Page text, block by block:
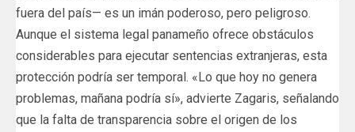
fuera del país— es un imán poderoso, pero peligroso.
Aunque el sistema legal panameño ofrece obstáculos
considerables para ejecutar sentencias extranjeras, esta
protección podría ser temporal. «Lo que hoy no genera
problemas, mañana podría sí», advierte Zagaris, señalando
que la falta de transparencia sobre el origen de los